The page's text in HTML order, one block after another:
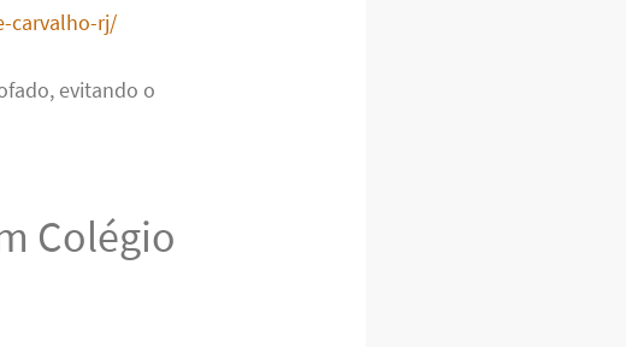
carvalho-rj/
evitando o
Colégio